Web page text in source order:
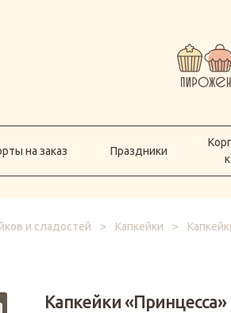
на заказ Праздники
и сладостей > Капкейки >
Капкейки «Принцесса»